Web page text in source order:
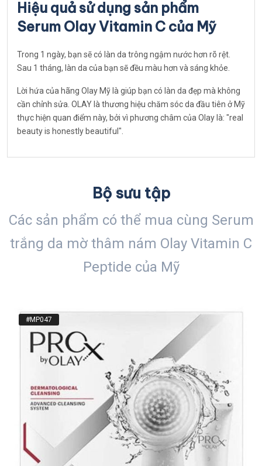
Hiệu quả sử dụng sản phẩm
Serum Olay Vitamin C của Mỹ
Trong 1 ngày, bạn sẽ có làn da trông ngậm nước hơn rõ rệt.
Sau 1 tháng, làn da của bạn sẽ đều màu hơn và sáng khỏe.
Lời hứa của hãng Olay Mỹ là giúp bạn có làn da đẹp mà không
cần chỉnh sửa. OLAY là thương hiệu chăm sóc da đầu tiên ở Mỹ
thực hiện quan điểm này, bởi vì phương châm của Olay là: "real
beauty is honestly beautiful".
Bộ sưu tập
Các sản phẩm có thể mua cùng Serum
trắng da mờ thâm nám Olay Vitamin C
Peptide của Mỹ
#MP047